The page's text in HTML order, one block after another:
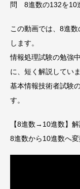
問 8進数の132を10
この動画では、8進
します。
情報処理試験の勉強
に、短く解説していま
基本情報技術者試験
す。
【8進数→10進数】解
8進数から10進数へ